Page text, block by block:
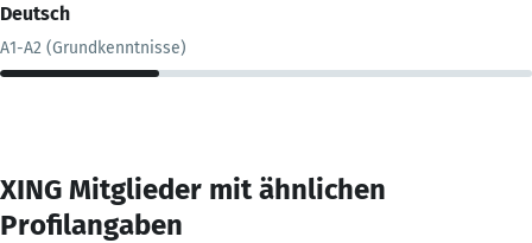
Deutsch
A1-A2 (Grundkenntnisse)
XING Mitglieder mit ähnlichen
Profilangaben